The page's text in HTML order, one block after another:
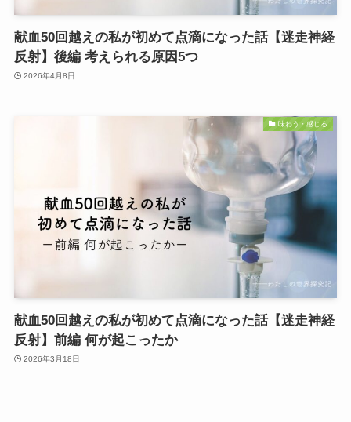
献血50回越えの私が初めて点滴になった話【迷走神経
反射】後編 考えられる原因5つ
2026年4月8日
味わう・感じる
献血50回越えの私が初めて点滴になった話【迷走神経
反射】前編 何が起こったか
2026年3月18日